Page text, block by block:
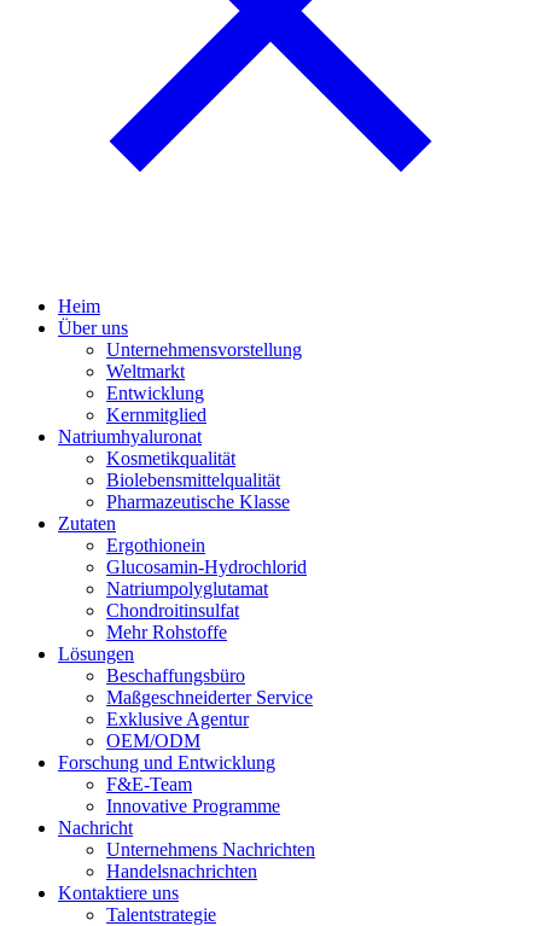
Heim
Über uns
Unternehmensvorstellung
Weltmarkt
Entwicklung
Kernmitglied
Natriumhyaluronat
Kosmetikqualität
Biolebensmittelqualität
Pharmazeutische Klasse
Zutaten
Ergothionein
Glucosamin-Hydrochlorid
Natriumpolyglutamat
Chondroitinsulfat
Mehr Rohstoffe
Lösungen
Beschaffungsbüro
Maßgeschneiderter Service
Exklusive Agentur
OEM/ODM
Forschung und Entwicklung
F&E-Team
Innovative Programme
Nachricht
Unternehmens Nachrichten
Handelsnachrichten
Kontaktiere uns
Talentstrategie